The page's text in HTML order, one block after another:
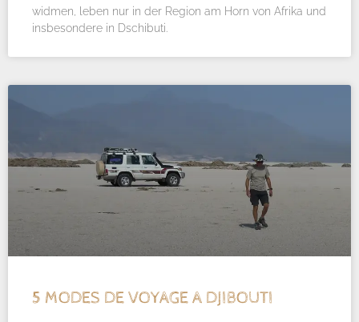
widmen, leben nur in der Region am Horn von Afrika und
insbesondere in Dschibuti.
5 MODES DE VOYAGE A DJIBOUTI